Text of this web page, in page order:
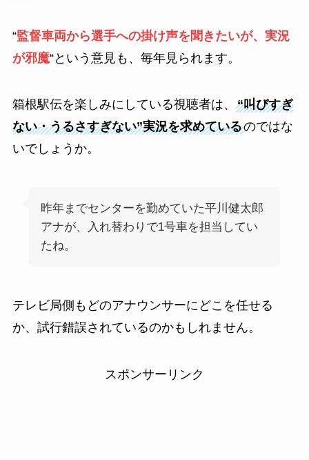
“監督車両から選手への掛け声を聞きたいが、実況
が邪魔“という意見も、毎年見られます。
箱根駅伝を楽しみにしている視聴者は、 “叫びすぎ
ない・うるさすぎない”実況を求めているのではな
いでしょうか。
昨年までセンターを勤めていた平川健太郎
アナが、入れ替わりで1号車を担当してい
たね。
テレビ局側もどのアナウンサーにどこを任せる
か、試行錯誤されているのかもしれません。
スポンサーリンク